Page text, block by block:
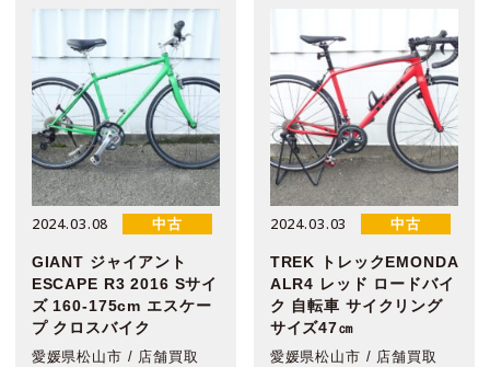
2024.03.08 中古
GIANT ジャイアント
ESCAPE R3 2016 Sサイ
ズ 160-175cm エスケー
プ クロスバイク
愛媛県松山市 / 店舗買取
2024.03.03 中古
TREK トレックEMONDA
ALR4 レッド ロードバイ
ク 自転車 サイクリング
サイズ47㎝
愛媛県松山市 / 店舗買取